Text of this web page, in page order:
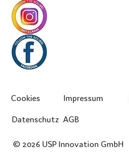
Cookies
Datenschutz
Impressum
AGB
© 2026 USP Innovation GmbH